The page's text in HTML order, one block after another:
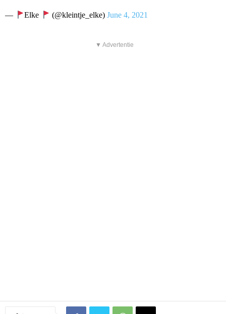
— Elke (@kleintje_elke)June 4, 2021
▼ Advertentie